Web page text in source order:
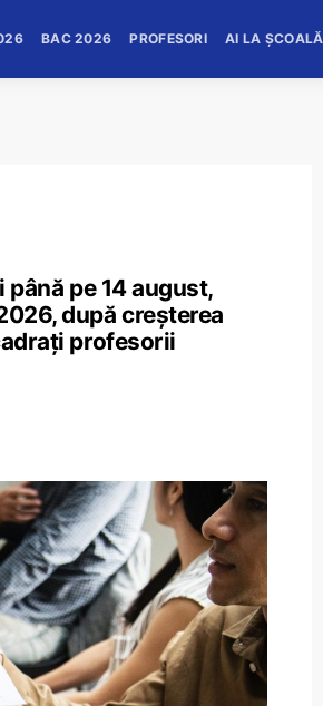
BAC 2026 PROFESORI AI LA ȘCOALĂ
până pe 14 august,
după creșterea
profesorii